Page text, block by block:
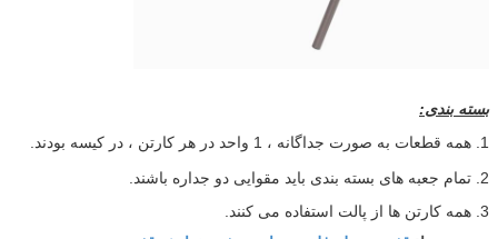
بسته بندی:
1. همه قطعات به صورت جداگانه ، 1 واحد در هر کارتن ، در کیسه بودند.
2. تمام جعبه های بسته بندی باید مقوایی دو جداره باشند.
3. همه کارتن ها از پالت استفاده می کنند.